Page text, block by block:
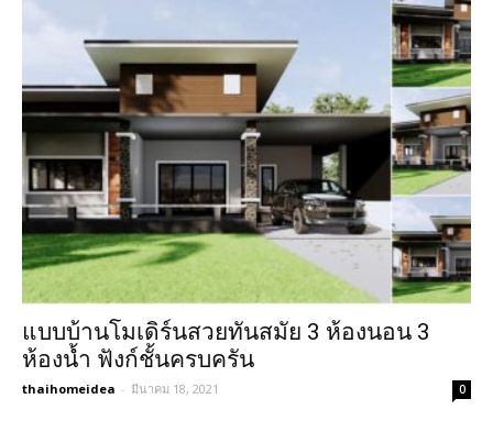
แบบบ้านโมเดิร์นสวยทันสมัย 3 ห้องนอน 3
ห้องน้ำ ฟังก์ชั้นครบครัน
thaihomeidea - มีนาคม 18, 2021 0